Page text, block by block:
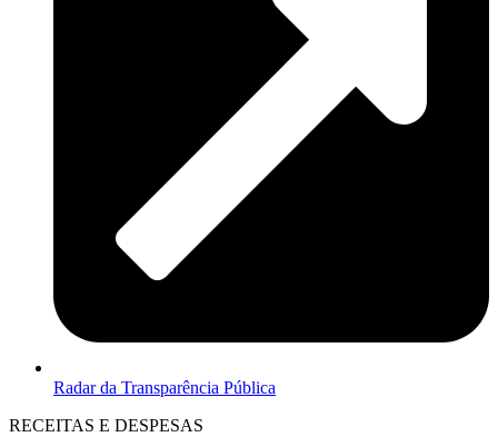
Radar da Transparência Pública
RECEITAS E DESPESAS